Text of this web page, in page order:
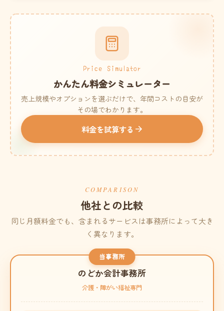
Price Simulator
かんたん料金シミュレーター
売上規模やオプションを選ぶだけで、年間コストの目安が
その場でわかります。
料金を試算する
COMPARISON
他社との比較
同じ月額料金でも、含まれるサービスは事務所によって大き
く異なります。
当事務所
のどか会計事務所
介護・障がい福祉専門